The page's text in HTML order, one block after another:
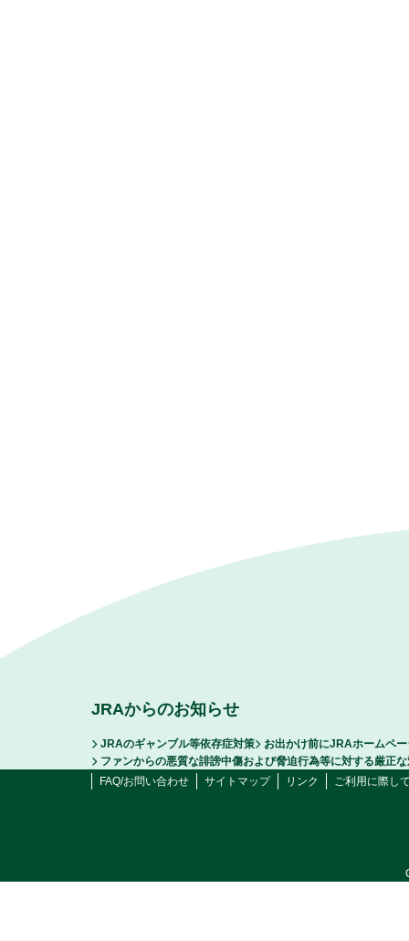
JRAからのお知らせ
JRAのギャンブル等依存症対策
お出かけ前にJRAホームペ
ファンからの悪質な誹謗中傷および脅迫行為等に対する厳正
FAQ/お問い合わせ
サイトマップ リンク ご利用に際し